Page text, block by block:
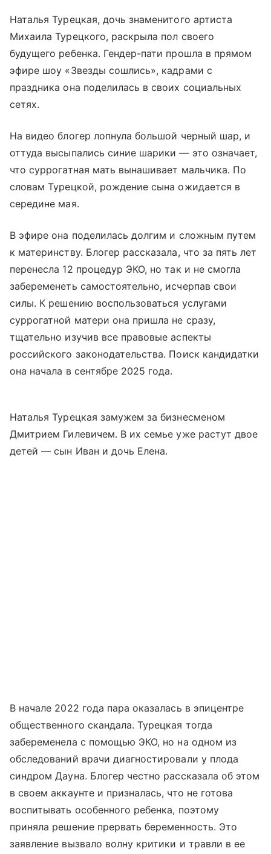
Наталья Турецкая, дочь знаменитого артиста
Михаила Турецкого, раскрыла пол своего
будущего ребенка. Гендер-пати прошла в прямом
эфире шоу «Звезды сошлись», кадрами с
праздника она поделилась в своих социальных
сетях.
На видео блогер лопнула большой черный шар, и
оттуда высыпались синие шарики — это означает,
что суррогатная мать вынашивает мальчика. По
словам Турецкой, рождение сына ожидается в
середине мая.
В эфире она поделилась долгим и сложным путем
к материнству. Блогер рассказала, что за пять лет
перенесла 12 процедур ЭКО, но так и не смогла
забеременеть самостоятельно, исчерпав свои
силы. К решению воспользоваться услугами
суррогатной матери она пришла не сразу,
тщательно изучив все правовые аспекты
российского законодательства. Поиск кандидатки
она начала в сентябре 2025 года.
Наталья Турецкая замужем за бизнесменом
Дмитрием Гилевичем. В их семье уже растут двое
детей — сын Иван и дочь Елена.
В начале 2022 года пара оказалась в эпицентре
общественного скандала. Турецкая тогда
забеременела с помощью ЭКО, но на одном из
обследований врачи диагностировали у плода
синдром Дауна. Блогер честно рассказала об этом
в своем аккаунте и призналась, что не готова
воспитывать особенного ребенка, поэтому
приняла решение прервать беременность. Это
заявление вызвало волну критики и травли в ее